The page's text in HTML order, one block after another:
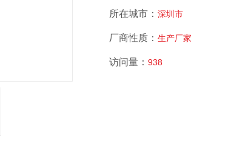
所在城市： 深圳市
厂商性质： 生产厂家
访问量： 938